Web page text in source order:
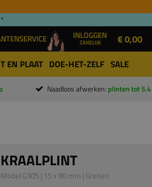
INLOGGEN
ZAKELIJK € 0,00
EN PLAAT DOE-HET-ZELF SALE
Naadloos afwerken: plinten tot
KRAALPLINT
Model G305 | 15 x 90 mm | Grenen